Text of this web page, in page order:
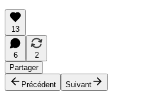
13
6
2
Partager
Précédent
Suivant